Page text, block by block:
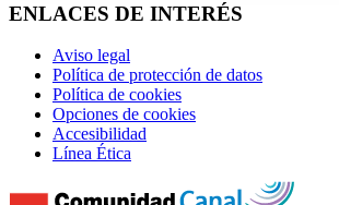
ENLACES DE INTERÉS
Aviso legal
Política de protección de datos
Política de cookies
Opciones de cookies
Accesibilidad
Línea Ética